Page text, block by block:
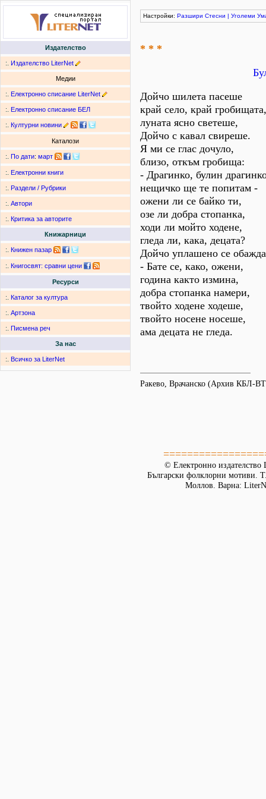
Издателство
:. Издателство LiterNet
Медии
:. Електронно списание LiterNet
:. Електронно списание БЕЛ
:. Културни новини
Каталози
:. По дати: март
:. Електронни книги
:. Раздели / Рубрики
:. Автори
:. Критика за авторите
Книжарници
:. Книжен пазар
:. Книгосвят: сравни цени
Ресурси
:. Каталог за култура
:. Артзона
:. Писмена реч
За нас
:. Всичко за LiterNet
Настройки: Разшири Стесни | Уголеми
* * *
Дойчо шилета пасеше
край село, край гробищата,
луната ясно светеше,
Дойчо с кавал свиреше.
Я ми се глас дочуло,
близо, откъм гробища:
- Драгинко, булин
нещичко ще те попитам -
ожени ли се байко ти,
озе ли добра стопанка,
ходи ли мойто ходене,
гледа ли, кака, децата?
Дойчо уплашено се
- Бате се, како, ожени,
година както измина,
добра стопанка намери,
твойто ходене ходеше,
твойто носене носеше,
ама децата не гледа.
Ракево, Врачанско (Архив КБЛ-
© Електронно издателство
Български фолклорни мотиви.
Моллов. Варна: